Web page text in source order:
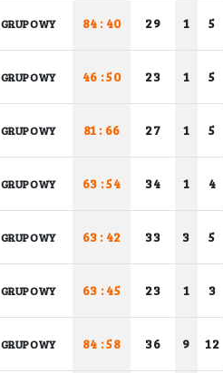
GRUPOWY 84 : 40 29 1 5
GRUPOWY 46 : 50 23 1 5
GRUPOWY 81 : 66 27 1 5
GRUPOWY 63 : 54 34 1 4
GRUPOWY 63 : 42 33 3 5
GRUPOWY 63 : 45 23 1 3
GRUPOWY 84 : 58 36 9 12